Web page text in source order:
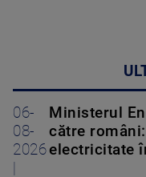
06-
08-
2026
Ministerul
către
electricitate